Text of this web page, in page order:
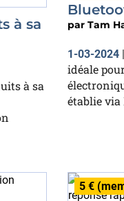
à sa
à sa
par Tam
1-03-2024 |
idéale
établie via
5 €